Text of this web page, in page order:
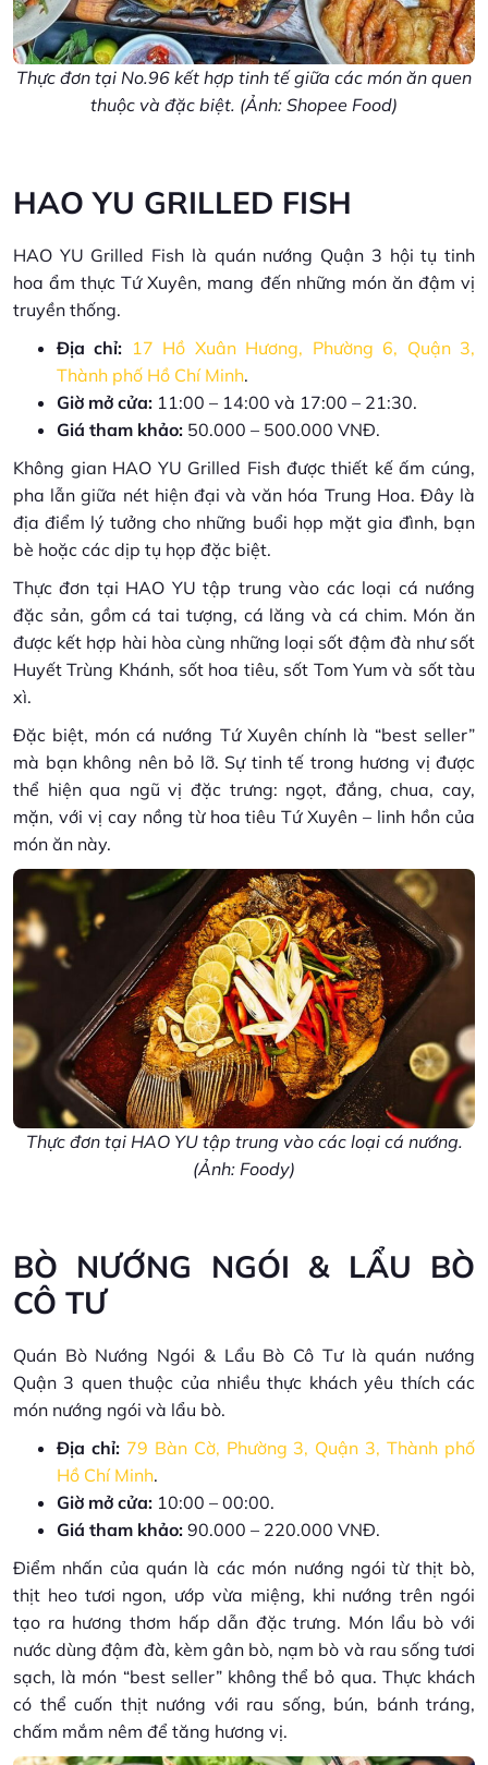
Thực đơn tại No.96 kết hợp tinh tế giữa các món ăn quen
thuộc và đặc biệt. (Ảnh: Shopee Food)
HAO YU GRILLED FISH
HAO YU Grilled Fish là quán nướng Quận 3 hội tụ tinh
hoa ẩm thực Tứ Xuyên, mang đến những món ăn đậm vị
truyền thống.
Địa chỉ: 17 Hồ Xuân Hương, Phường 6, Quận 3,
Thành phố Hồ Chí Minh.
Giờ mở cửa: 11:00 – 14:00 và 17:00 – 21:30.
Giá tham khảo: 50.000 – 500.000 VNĐ.
Không gian HAO YU Grilled Fish được thiết kế ấm cúng,
pha lẫn giữa nét hiện đại và văn hóa Trung Hoa. Đây là
địa điểm lý tưởng cho những buổi họp mặt gia đình, bạn
bè hoặc các dịp tụ họp đặc biệt.
Thực đơn tại HAO YU tập trung vào các loại cá nướng
đặc sản, gồm cá tai tượng, cá lăng và cá chim. Món ăn
được kết hợp hài hòa cùng những loại sốt đậm đà như sốt
Huyết Trùng Khánh, sốt hoa tiêu, sốt Tom Yum và sốt tàu
xì.
Đặc biệt, món cá nướng Tứ Xuyên chính là “best seller”
mà bạn không nên bỏ lỡ. Sự tinh tế trong hương vị được
thể hiện qua ngũ vị đặc trưng: ngọt, đắng, chua, cay,
mặn, với vị cay nồng từ hoa tiêu Tứ Xuyên – linh hồn của
món ăn này.
Thực đơn tại HAO YU tập trung vào các loại cá nướng.
(Ảnh: Foody)
BÒ NƯỚNG NGÓI & LẨU BÒ
CÔ TƯ
Quán Bò Nướng Ngói & Lẩu Bò Cô Tư là quán nướng
Quận 3 quen thuộc của nhiều thực khách yêu thích các
món nướng ngói và lẩu bò.
Địa chỉ: 79 Bàn Cờ, Phường 3, Quận 3, Thành phố
Hồ Chí Minh.
Giờ mở cửa: 10:00 – 00:00.
Giá tham khảo: 90.000 – 220.000 VNĐ.
Điểm nhấn của quán là các món nướng ngói từ thịt bò,
thịt heo tươi ngon, ướp vừa miệng, khi nướng trên ngói
tạo ra hương thơm hấp dẫn đặc trưng. Món lẩu bò với
nước dùng đậm đà, kèm gân bò, nạm bò và rau sống tươi
sạch, là món “best seller” không thể bỏ qua. Thực khách
có thể cuốn thịt nướng với rau sống, bún, bánh tráng,
chấm mắm nêm để tăng hương vị.